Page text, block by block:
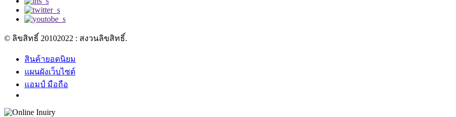
© ลิขสิทธิ์ 20102022 : สงวนลิขสิทธิ์.
สินค้ายอดนิยม
แผนผังเว็บไซต์
แอมป์ มือถือ